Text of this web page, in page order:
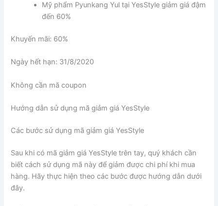
Mỹ phẩm Pyunkang Yul tại YesStyle giảm giá đậm
đến 60%
Khuyến mãi: 60%
Ngày hết hạn: 31/8/2020
Không cần mã coupon
Hướng dẫn sử dụng mã giảm giá YesStyle
Các bước sử dụng mã giảm giá YesStyle
Sau khi có mã giảm giá YesStyle trên tay, quý khách cần
biết cách sử dụng mã này để giảm được chi phí khi mua
hàng. Hãy thực hiện theo các bước được hướng dẫn dưới
đây.